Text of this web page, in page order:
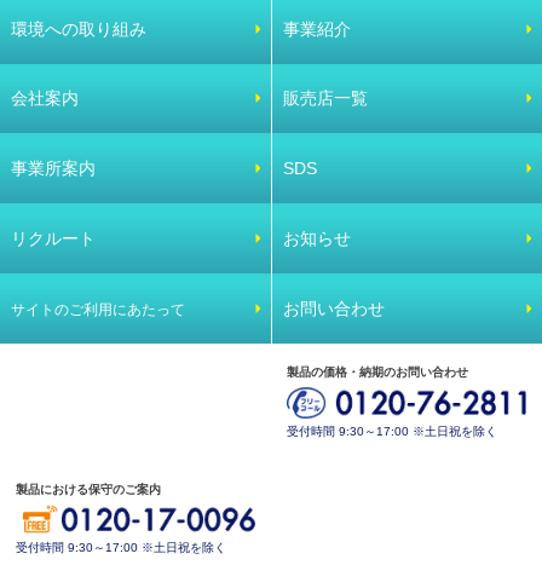
環境への取り組み 事業紹介
会社案内 販売店一覧
事業所案内 SDS
リクルート お知らせ
サイトのご利用にあたって お問い合わせ
製品の価格・納期のお問い合わせ
受付時間 9:30～17:00 ※土日祝を除く
製品における保守のご案内
受付時間 9:30～17:00 ※土日祝を除く